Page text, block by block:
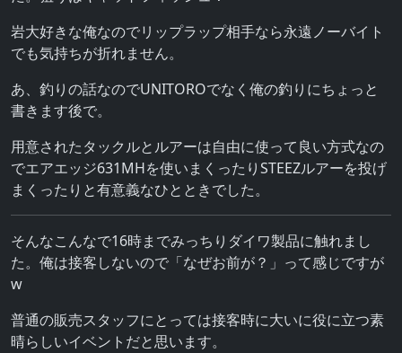
岩大好きな俺なのでリップラップ相手なら永遠ノーバイト
でも気持ちが折れません。
あ、釣りの話なのでUNITOROでなく俺の釣りにちょっと
書きます後で。
用意されたタックルとルアーは自由に使って良い方式なの
でエアエッジ631MHを使いまくったりSTEEZルアーを投げ
まくったりと有意義なひとときでした。
そんなこんなで16時までみっちりダイワ製品に触れまし
た。俺は接客しないので「なぜお前が？」って感じですが
w
普通の販売スタッフにとっては接客時に大いに役に立つ素
晴らしいイベントだと思います。